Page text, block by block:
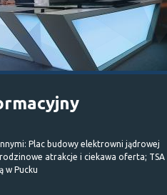
Plac budowy elektrowni jądrowej
atrakcje i ciekawa oferta; TSA
w Pucku